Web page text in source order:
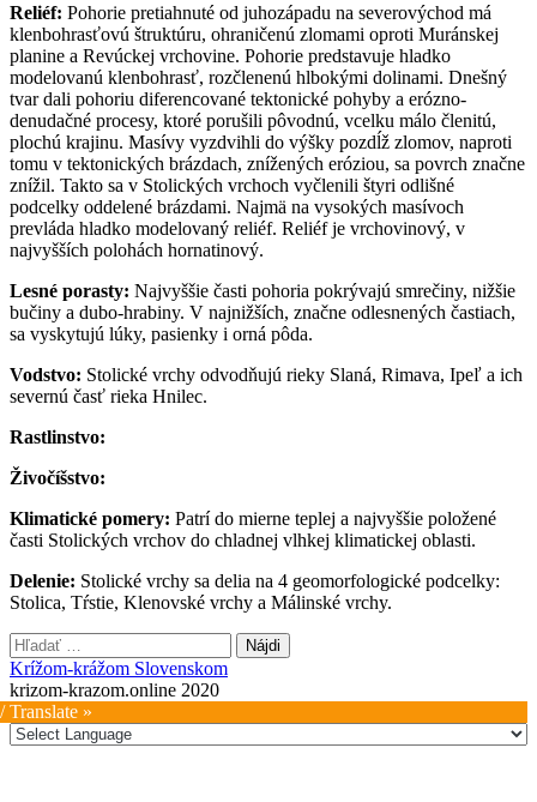
Reliéf: Pohorie pretiahnuté od juhozápadu na severovýchod má
klenbohrasťovú štruktúru, ohraničenú zlomami oproti Muránskej
planine a Revúckej vrchovine. Pohorie predstavuje hladko
modelovanú klenbohrasť, rozčlenenú hlbokými dolinami. Dnešný
tvar dali pohoriu diferencované tektonické pohyby a erózno-
denudačné procesy, ktoré porušili pôvodnú, vcelku málo členitú,
plochú krajinu. Masívy vyzdvihli do výšky pozdĺž zlomov, naproti
tomu v tektonických brázdach, znížených eróziou, sa povrch značne
znížil. Takto sa v Stolických vrchoch vyčlenili štyri odlišné
podcelky oddelené brázdami. Najmä na vysokých masívoch
prevláda hladko modelovaný reliéf. Reliéf je vrchovinový, v
najvyšších polohách hornatinový.
Lesné porasty: Najvyššie časti pohoria pokrývajú smrečiny, nižšie
bučiny a dubo-hrabiny. V najnižších, značne odlesnených častiach,
sa vyskytujú lúky, pasienky i orná pôda.
Vodstvo: Stolické vrchy odvodňujú rieky Slaná, Rimava, Ipeľ a ich
severnú časť rieka Hnilec.
Rastlinstvo:
Živočíšstvo:
Klimatické pomery: Patrí do mierne teplej a najvyššie položené
časti Stolických vrchov do chladnej vlhkej klimatickej oblasti.
Delenie: Stolické vrchy sa delia na 4 geomorfologické podcelky:
Stolica, Tŕstie, Klenovské vrchy a Málinské vrchy.
Hľadať:
Krížom-krážom Slovenskom
krizom-krazom.online 2020
Translate »